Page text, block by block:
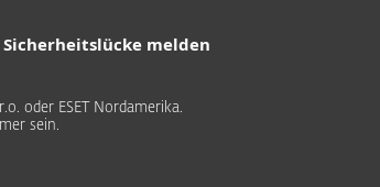
Sicherheitslücke melden
oder ESET Nordamerika.
sein.